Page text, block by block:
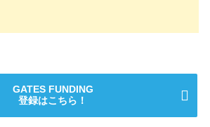
GATES FUNDING
登録はこちら！